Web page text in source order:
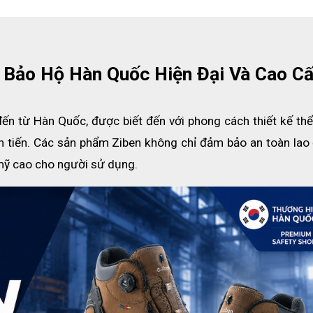
thoải mái khi sử dụng.
các công trường xây dựng, nhà máy hóa chất, nhà máy kim
điều cực kỳ cần thiết.
Hộ Hàn Quốc Hiện Đại Và Cao
từ Hàn Quốc, được biết đến với phong cách thiết kế
Các sản phẩm Ziben không chỉ đảm bảo an toàn lao
cao cho người sử dụng.